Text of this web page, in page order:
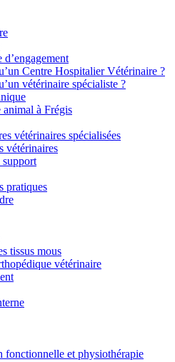
Centre Hospitalier Vétérinaire ?
vétérinaire spécialiste ?
à Frégis
vétérinaires spécialisées
vétérinaires
support
pratiques
tissus mous
vétérinaire
fonctionnelle et physiothérapie